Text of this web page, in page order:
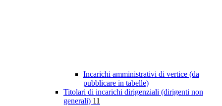
Incarichi amministrativi di vertice (da
pubblicare in tabelle)
Titolari di incarichi dirigenziali (dirigenti non
generali) 11